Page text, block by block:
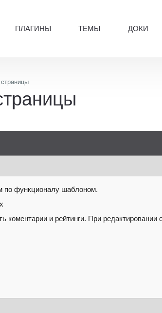
ПЛАГИНЫ ТЕМЫ ДОКИ
по функционалу шаблоном.
коментарии и рейтинги. При